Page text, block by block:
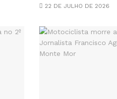
22 DE JULHO DE 2026